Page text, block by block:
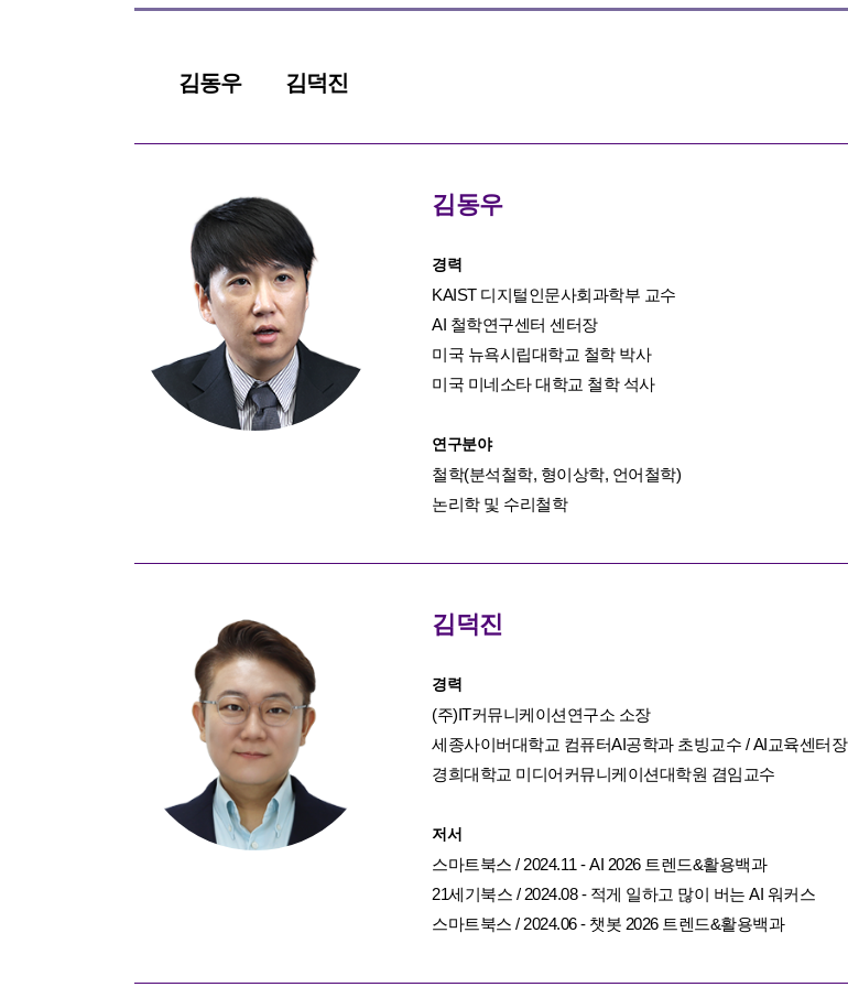
김동우 김덕진
김동우
경력
KAIST 디지털인문사회과학부 교수
AI 철학연구센터 센터장
미국 뉴욕시립대학교 철학 박사
미국 미네소타 대학교 철학 석사
연구분야
철학(분석철학, 형이상학, 언어철학)
논리학 및 수리철학
김덕진
경력
(주)IT커뮤니케이션연구소 소장
세종사이버대학교 컴퓨터AI공학과 초빙교수 / AI교육센터장
경희대학교 미디어커뮤니케이션대학원 겸임교수
저서
스마트북스 / 2024.11 - AI 2026 트렌드&활용백과
21세기북스 / 2024.08 - 적게 일하고 많이 버는 AI 워커스
스마트북스 / 2024.06 - 챗봇 2026 트렌드&활용백과